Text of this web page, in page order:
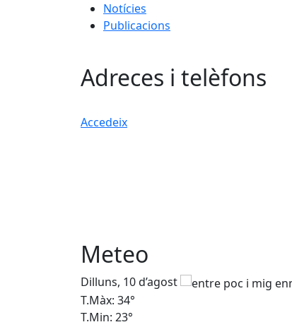
Notícies
Publicacions
Adreces i telèfons
Accedeix
Meteo
Dilluns, 10 d’agost
T.Màx: 34°
T.Min: 23°